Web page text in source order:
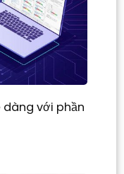
dàng với phần